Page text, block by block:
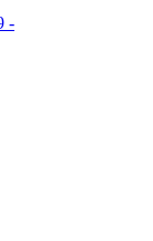
-